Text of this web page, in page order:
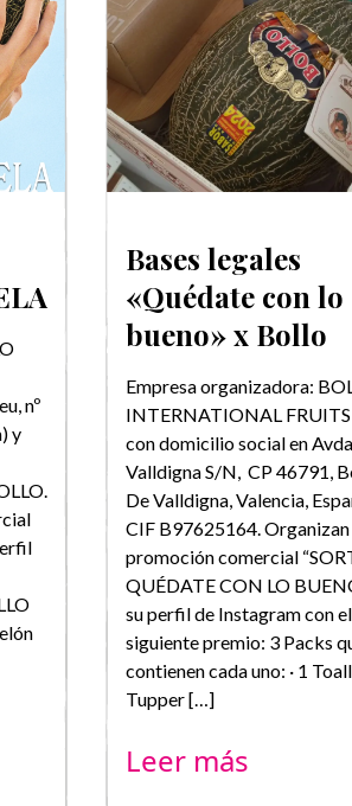
nº
y
Bases legales
«Quédate con lo
bueno» x Bollo
Empresa organizadora:
INTERNATIONAL FRUITS
con domicilio social en
Valldigna S/N, CP 46791,
De Valldigna, Valencia,
CIF B97625164. Organizan
promoción comercial
QUÉDATE CON LO
su perfil de Instagram con el
siguiente premio: 3 Packs
contienen cada uno: · 1
Tupper […]
Leer más